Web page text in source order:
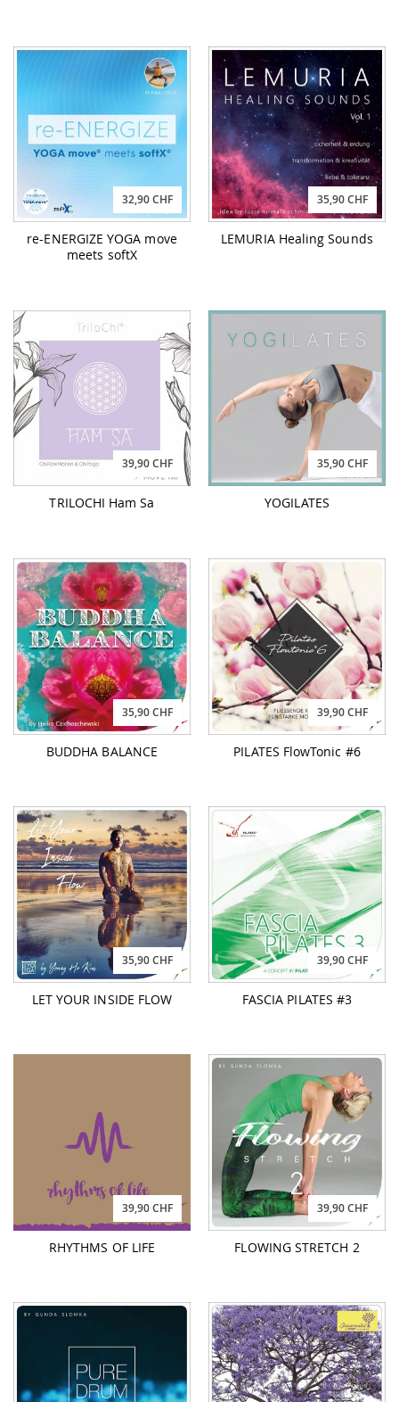
32,90 CHF
re-ENERGIZE YOGA move
meets softX
35,90 CHF
LEMURIA Healing Sounds
39,90 CHF
TRILOCHI Ham Sa
35,90 CHF
YOGILATES
35,90 CHF
BUDDHA BALANCE
39,90 CHF
PILATES FlowTonic #6
35,90 CHF
LET YOUR INSIDE FLOW
39,90 CHF
FASCIA PILATES #3
39,90 CHF
RHYTHMS OF LIFE
39,90 CHF
FLOWING STRETCH 2